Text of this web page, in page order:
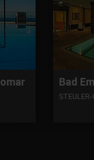
Bad
STEULER-